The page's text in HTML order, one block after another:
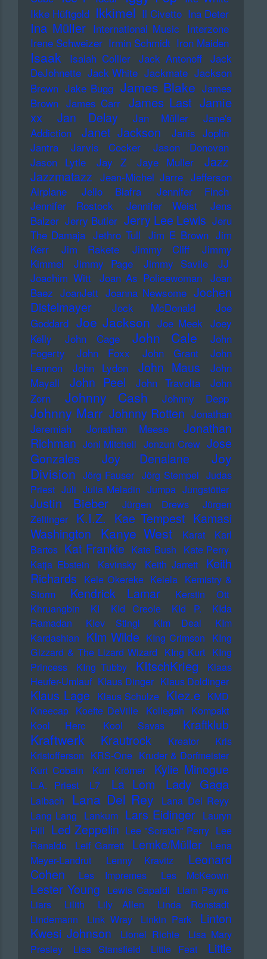
Ikke Hüftgold Ikkimel Il Civetto Ina Deter
Ina Müller International Music Interzone
Irene Schweizer Irmin Schmidt Iron Maiden
Isaak Isaiah Collier Jack Antonoff Jack
DeJohnette Jack White Jackmate Jackson
Brown Jake Bugg James Blake James
Brown James Carr James Last Jamie
xx
Jan Delay Jan Müller
Jane's
Addiction
Janet Jackson
Janis Joplin
Jantra
Jarvis Cocker
Jason Donovan
Jason Lytle
Jay Z Jaye Muller
Jazz
Jazzmatazz Jean-Michel Jarre Jefferson
Airplane
Jello Biafra
Jennifer Finch
Jennifer Rostock
Jennifer Weist
Jens
Balzer Jerry Butler Jerry Lee Lewis Jeru
The Damaja Jethro Tull Jim E Brown Jim
Kerr
Jim Rakete Jimmy Cliff
Jimmy
Kimmel
Jimmy Page Jimmy Savile
JJ
Joachim Witt Joan As Policewoman Joan
Baez JoanJett Joanna Newsome Jochen
Distelmayer
Jock McDonald
Joe
Goddard Joe Jackson Joe Meek Joey
Kelly
John Cage John Cale
John
Fogerty
John Foxx John Grant
John
Lennon
John Lydon John Maus
John
Mayall
John Peel John Travolta
John
Zorn
Johnny Cash Johnny Depp
Johnny Marr Johnny Rotten Jonathan
Jeremiah
Jonathan Meese
Jonathan
Richman Joni Mitchell Jonzun Crew Jose
Gonzales
Joy Denalane
Joy
Division Jörg Fauser Jörg Stempel Judas
Priest Juli Julia Meladin Jumpa Jungstötter
Justin Bieber Jürgen Drews
Jürgen
Zeltinger
K.I.Z. Kae Tempest Kamasi
Washington
Kanye West Karat
Karl
Bartos Kat Frankie Kate Bush Kate Perry
Katja Ebstein
Kavinsky Keith Jarrett
Keith
Richards Kele Okereke Kelela Kemistry &
Storm
Kendrick Lamar
Kerstin Ott
Khruangbin
KI KId Creole KId P.
KIda
Ramadan
KIev Stingl KIm Deal
KIm
Kardashian KIm Wilde KIng Crimson KIng
Gizzard & The Lizard Wizard KIng Kurt KIng
Princess
KIng Tubby KItschKrieg
Klaas
Heufer-Umlauf Klaus Dinger Klaus Doldinger
Klaus Lage Klaus Schulze Klez.e KMD
Kneecap Koefte DeVille Kollegah Kompakt
Kool Herc
Kool Savas Kraftklub
Kraftwerk Krautrock Kreator
Kris
Kristofferson KRS-One Kruder & Dorfmeister
Kurt Cobain
Kurt Krömer Kylie Minogue
L.A. Priest L7 La Lom Lady Gaga
Laibach Lana Del Rey
Lana Del Reyy
Lang Lang Lankum Lars Eidinger Lauryn
Hill Led Zeppelin Lee "Scratch" Perry Lee
Ranaldo
Leif Garrett Lemke/Müller
Lena
Meyer-Landrut
Lenny Kravitz
Leonard
Cohen
Les Impremes Les McKeown
Lester Young Lewis Capaldi Liam Payne
Liars
Lilith Lily Allen
Linda Ronstadt
Lindemann
Link Wray Linkin Park
Linton
Kwesi Johnson
Lionel Richie
Lisa Mary
Presley
Lisa Stansfield Little Feat
Little